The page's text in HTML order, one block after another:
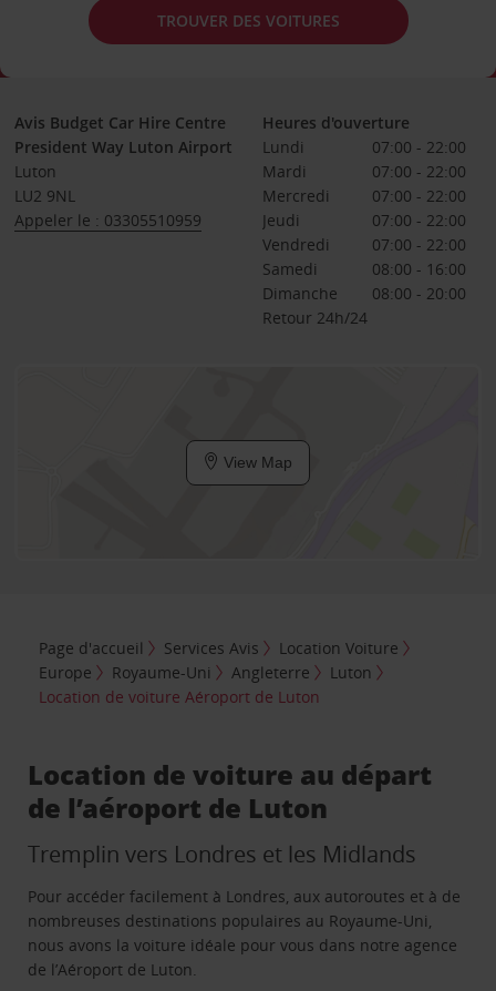
TROUVER DES VOITURES
Avis Budget Car Hire Centre
President Way Luton Airport
Luton
LU2 9NL
Appeler le : 03305510959
Heures d'ouverture
Lundi
07:00 - 22:00
Mardi
07:00 - 22:00
Mercredi
07:00 - 22:00
Jeudi
07:00 - 22:00
Vendredi
07:00 - 22:00
Samedi
08:00 - 16:00
Dimanche
08:00 - 20:00
Retour 24h/24
View Map
Page d'accueil Services Avis
Location Voiture
Europe
Royaume-Uni Angleterre
Luton
Location de voiture Aéroport de Luton
Location de voiture au départ
de l’aéroport de Luton
Tremplin vers Londres et les Midlands
Pour accéder facilement à Londres, aux autoroutes et à de
nombreuses destinations populaires au Royaume-Uni,
nous avons la voiture idéale pour vous dans notre agence
de l’Aéroport de Luton.